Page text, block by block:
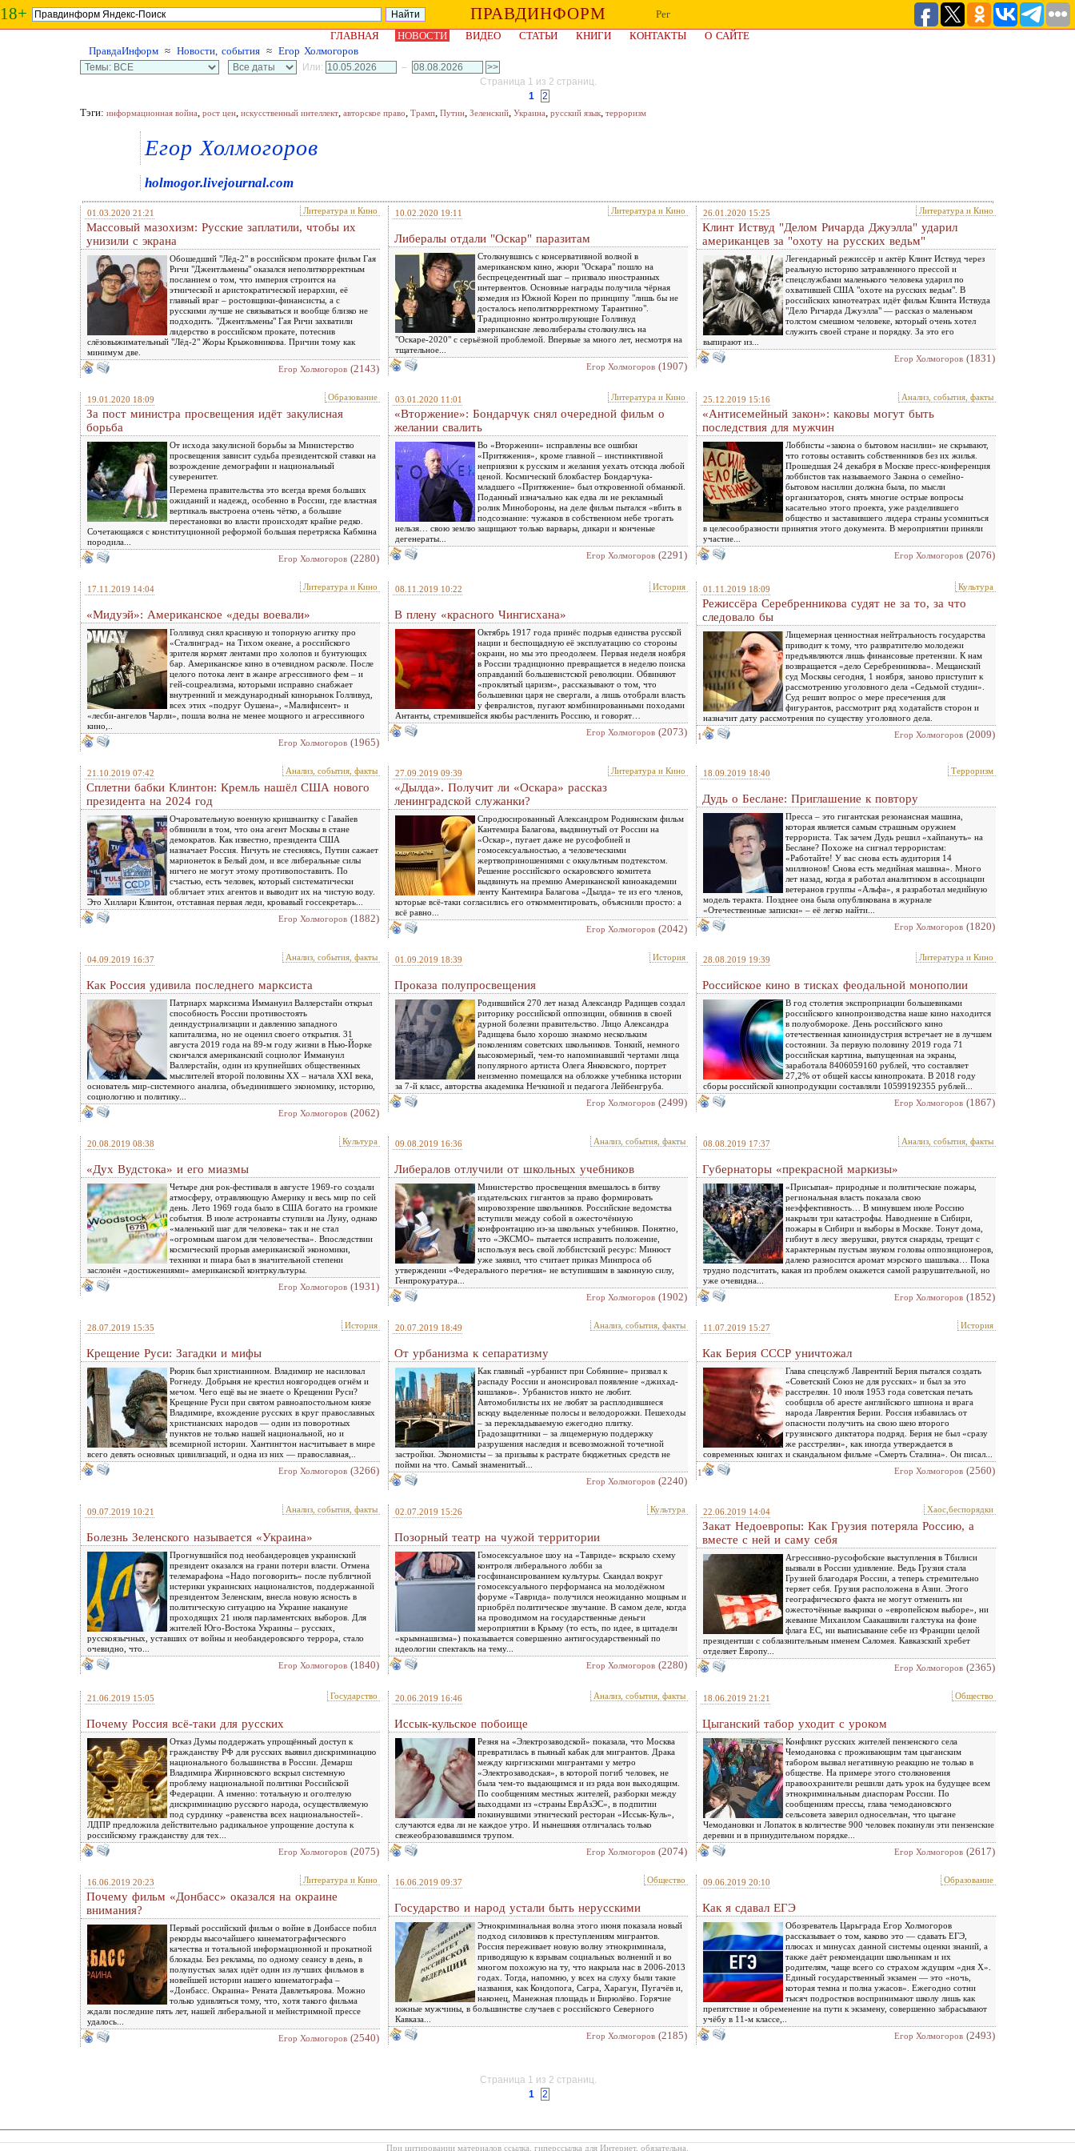
18+ ПРАВДИНФОРМ
Рег
ГЛАВНАЯ
НОВОСТИ ВИДЕО СТАТЬИ КНИГИ КОНТАКТЫ
О САЙТЕ
ПравдаИнформ ≈ Новости, события ≈ Eгор Холмогоров
Или:
–
Страница 1 из 2 страниц.
1
2
Тэги: информационная война, рост цен, искусственный интеллект, авторское право, Трамп, Путин, Зеленский, Украина, русский язык, терроризм
Eгор Холмогоров
holmogor.livejournal.com
01.03.2020 21:21 Литература и Кино
Массовый мазохизм: Русские заплатили, чтобы их
унизили с экрана
Обошедший "Лёд-2" в российском прокате фильм Гая
Ричи "Джентльмены" оказался неполиткорректным
посланием о том, что империя строится на
этнической и аристократической иерархии, её
главный враг – ростовщики-финансисты, а с
русскими лучше не связываться и вообще близко не
подходить. "Джентльмены" Гая Ричи захватили
лидерство в российском прокате, потеснив
слёзовыжимательный "Лёд-2" Жоры Крыжовникова. Причин тому как
минимум две.
Eгор Холмогоров (2143)
10.02.2020 19:11 Литература и Кино
Либералы отдали "Оскар" паразитам
Столкнувшись с консервативной волной в
американском кино, жюри "Оскара" пошло на
беспрецедентный шаг – призвало иностранных
интервентов. Основные награды получила чёрная
комедия из Южной Кореи по принципу "лишь бы не
досталось неполиткорректному Тарантино".
Традиционно контролирующие Голливуд
американские леволибералы столкнулись на
"Оскаре-2020" с серьёзной проблемой. Впервые за много лет, несмотря на
тщательное...
Eгор Холмогоров (1907)
26.01.2020 15:25 Литература и Кино
Клинт Иствуд "Делом Ричарда Джуэлла" ударил
американцев за "охоту на русских ведьм"
Легендарный режиссёр и актёр Клинт Иствуд через
реальную историю затравленного прессой и
спецслужбами маленького человека ударил по
охватившей США "охоте на русских ведьм". В
российских кинотеатрах идёт фильм Клинта Иствуда
"Дело Ричарда Джуэлла" — рассказ о маленьком
толстом смешном человеке, который очень хотел
служить своей стране и порядку. За это его
выпирают из...
Eгор Холмогоров (1831)
19.01.2020 18:09 Образование
За пост министра просвещения идёт закулисная
борьба
От исхода закулисной борьбы за Министерство
просвещения зависит судьба президентской ставки на
возрождение демографии и национальный
суверенитет.
Перемена правительства это всегда время больших
ожиданий и надежд, особенно в России, где властная
вертикаль выстроена очень чётко, а большие
перестановки во власти происходят крайне редко.
Сочетающаяся с конституционной реформой большая перетряска Кабмина
породила...
Eгор Холмогоров (2280)
03.01.2020 11:01 Литература и Кино
«Вторжение»: Бондарчук снял очередной фильм о
желании свалить
Во «Вторжении» исправлены все ошибки
«Притяжения», кроме главной – инстинктивной
неприязни к русским и желания уехать отсюда любой
ценой. Космический блокбастер Бондарчука-
младшего «Притяжение» был откровенной обманкой.
Поданный изначально как едва ли не рекламный
ролик Минобороны, на деле фильм пытался «вбить в
подсознание: чужаков в собственном небе трогать
нельзя… свою землю защищают только варвары, дикари и конченые
дегенераты...
Eгор Холмогоров (2291)
25.12.2019 15:16 Анализ, события, факты
«Антисемейный закон»: каковы могут быть
последствия для мужчин
Лоббисты «закона о бытовом насилии» не скрывают,
что готовы оставить собственников без их жилья.
Прошедшая 24 декабря в Москве пресс-конференция
лоббистов так называемого Закона о семейно-
бытовом насилии должна была, по мысли
организаторов, снять многие острые вопросы
касательно этого проекта, уже разделившего
общество и заставившего лидера страны усомниться
в целесообразности принятия этого документа. В мероприятии приняли
участие...
Eгор Холмогоров (2076)
17.11.2019 14:04 Литература и Кино
«Мидуэй»: Американское «деды воевали»
Голливуд снял красивую и топорную агитку про
«Сталинград» на Тихом океане, а российского
зрителя кормят лентами про холопов и бунтующих
бар. Американское кино в очевидном расколе. После
целого потока лент в жанре агрессивного фем – и
гей-соцреализма, которыми исправно снабжает
внутренний и международный кинорынок Голливуд,
всех этих «подруг Оушена», «Малифисент» и
«лесби-ангелов Чарли», пошла волна не менее мощного и агрессивного
кино,..
Eгор Холмогоров (1965)
08.11.2019 10:22 История
В плену «красного Чингисхана»
Октябрь 1917 года принёс подрыв единства русской
нации и беспощадную её эксплуатацию со стороны
окраин, но мы это преодолеем. Первая неделя ноября
в России традиционно превращается в неделю поиска
оправданий большевистской революции. Обвиняют
«проклятый царизм», рассказывают о том, что
большевики царя не свергали, а лишь отобрали власть
у февралистов, пугают комбинированными походами
Антанты, стремившейся якобы расчленить Россию, и говорят…
Eгор Холмогоров (2073)
01.11.2019 18:09 Культура
Режиссёра Серебренникова судят не за то, за что
следовало бы
Лицемерная ценностная нейтральность государства
приводит к тому, что развратителю молодежи
предъявляются лишь финансовые претензии. К нам
возвращается «дело Серебренникова». Мещанский
суд Москвы сегодня, 1 ноября, заново приступит к
рассмотрению уголовного дела «Седьмой студии».
Суд решит вопрос о мере пресечения для
фигурантов, рассмотрит ряд ходатайств сторон и
назначит дату рассмотрения по существу уголовного дела.
1
Eгор Холмогоров (2009)
21.10.2019 07:42 Анализ, события, факты
Сплетни бабки Клинтон: Кремль нашёл США нового
президента на 2024 год
Очаровательную военную кришнаитку с Гавайев
обвинили в том, что она агент Москвы в стане
демократов. Как известно, президента США
назначает Россия. Ничуть не стесняясь, Путин сажает
марионеток в Белый дом, и все либеральные силы
ничего не могут этому противопоставить. По
счастью, есть человек, который систематически
обличает этих агентов и выводит их на чистую воду.
Это Хиллари Клинтон, отставная первая леди, кровавый госсекретарь...
Eгор Холмогоров (1882)
27.09.2019 09:39 Литература и Кино
«Дылда». Получит ли «Оскара» рассказ
ленинградской служанки?
Спродюсированный Александром Роднянским фильм
Кантемира Балагова, выдвинутый от России на
«Оскар», пугает даже не русофобией и
гомосексуальностью, а человеческими
жертвоприношениями с оккультным подтекстом.
Решение российского оскаровского комитета
выдвинуть на премию Американской киноакадемии
ленту Кантемира Балагова «Дылда» те из его членов,
которые всё-таки согласились его откомментировать, объяснили просто: а
всё равно...
Eгор Холмогоров (2042)
18.09.2019 18:40 Терроризм
Дудь о Беслане: Приглашение к повтору
Пресса – это гигантская резонансная машина,
которая является самым страшным оружием
террориста. Так зачем Дудь решил «хайпануть» на
Беслане? Похоже на сигнал террористам:
«Работайте! У вас снова есть аудитория 14
миллионов! Снова есть медийная машина». Много
лет назад, когда я работал аналитиком в ассоциации
ветеранов группы «Альфа», я разработал медийную
модель теракта. Позднее она была опубликована в журнале
«Отечественные записки» – её легко найти...
Eгор Холмогоров (1820)
04.09.2019 16:37 Анализ, события, факты
Как Россия удивила последнего марксиста
Патриарх марксизма Иммануил Валлерстайн открыл
способность России противостоять
деиндустриализации и давлению западного
капитализма, но не оценил своего открытия. 31
августа 2019 года на 89-м году жизни в Нью-Йорке
скончался американский социолог Иммануил
Валлерстайн, один из крупнейших общественных
мыслителей второй половины ХХ – начала XXI века,
основатель мир-системного анализа, объединившего экономику, историю,
социологию и политику...
Eгор Холмогоров (2062)
01.09.2019 18:39 История
Проказа полупросвещения
Родившийся 270 лет назад Александр Радищев создал
риторику российской оппозиции, обвинив в своей
дурной болезни правительство. Лицо Александра
Радищева было хорошо знакомо нескольким
поколениям советских школьников. Тонкий, немного
высокомерный, чем-то напоминавший чертами лица
популярного артиста Олега Янковского, портрет
неизменно помещался на обложке учебника истории
за 7-й класс, авторства академика Нечкиной и педагога Лейбенгруба.
Eгор Холмогоров (2499)
28.08.2019 19:39 Литература и Кино
Российское кино в тисках феодальной монополии
В год столетия экспроприации большевиками
российского кинопроизводства наше кино находится
в полуобмороке. День российского кино
отечественная киноиндустрия встречает не в лучшем
состоянии. За первую половину 2019 года 71
российская картина, выпущенная на экраны,
заработала 8406059160 рублей, что составляет
27,2% от общей кассы кинопроката. В 2018 году
сборы российской кинопродукции составляли 10599192355 рублей...
Eгор Холмогоров (1867)
20.08.2019 08:38 Культура
«Дух Вудстока» и его миазмы
Четыре дня рок-фестиваля в августе 1969-го создали
атмосферу, отравляющую Америку и весь мир по сей
день. Лето 1969 года было в США богато на громкие
события. В июле астронавты ступили на Луну, однако
«маленький шаг для человека» так и не стал
«огромным шагом для человечества». Впоследствии
космический прорыв американской экономики,
техники и пиара был в значительной степени
заслонён «достижениями» американской контркультуры.
Eгор Холмогоров (1931)
09.08.2019 16:36 Анализ, события, факты
Либералов отлучили от школьных учебников
Министерство просвещения вмешалось в битву
издательских гигантов за право формировать
мировоззрение школьников. Российские ведомства
вступили между собой в ожесточённую
конфронтацию из-за школьных учебников. Понятно,
что «ЭКСМО» пытается исправить положение,
используя весь свой лоббистский ресурс: Минюст
уже заявил, что считает приказ Минпроса об
утверждении «Федерального перечня» не вступившим в законную силу,
Генпрокуратура...
Eгор Холмогоров (1902)
08.08.2019 17:37 Анализ, события, факты
Губернаторы «прекрасной маркизы»
«Присыпая» природные и политические пожары,
региональная власть показала свою
неэффективность… В минувшем июле Россию
накрыли три катастрофы. Наводнение в Сибири,
пожары в Сибири и выборы в Москве. Тонут дома,
гибнут в лесу зверушки, рвутся снаряды, трещат с
характерным пустым звуком головы оппозиционеров,
далеко разносится аромат мэрского шашлыка… Пока
трудно подсчитать, какая из проблем окажется самой разрушительной, но
уже очевидна...
Eгор Холмогоров (1852)
28.07.2019 15:35 История
Крещение Руси: Загадки и мифы
Рюрик был христианином. Владимир не насиловал
Рогнеду. Добрыня не крестил новгородцев огнём и
мечом. Чего ещё вы не знаете о Крещении Руси?
Крещение Руси при святом равноапостольном князе
Владимире, вхождение русских в круг православных
христианских народов — один из поворотных
пунктов не только нашей национальной, но и
всемирной истории. Хантингтон насчитывает в мире
всего девять основных цивилизаций, и одна из них — православная,..
Eгор Холмогоров (3266)
20.07.2019 18:49 Анализ, события, факты
От урбанизма к сепаратизму
Как главный «урбанист при Собянине» призвал к
распаду России и анонсировал появление «джихад-
кишлаков». Урбанистов никто не любит.
Автомобилисты их не любят за расплодившиеся
всюду выделенные полосы и велодорожки. Пешеходы
– за перекладываемую ежегодно плитку.
Градозащитники – за лицемерную поддержку
разрушения наследия и всевозможной точечной
застройки. Экономисты – за призывы к растрате бюджетных средств не
пойми на что. Самый знаменитый...
Eгор Холмогоров (2240)
11.07.2019 15:27 История
Как Берия СССР уничтожал
Глава спецслужб Лаврентий Берия пытался создать
«Советский Союз не для русских» и был за это
расстрелян. 10 июля 1953 года советская печать
сообщила об аресте английского шпиона и врага
народа Лаврентия Берии. Россия избавилась от
опасности получить на свою шею второго
грузинского диктатора подряд. Берия не был «сразу
же расстрелян», как иногда утверждается в
современных книгах и скандальном фильме «Смерть Сталина». Он писал...
1
Eгор Холмогоров (2560)
09.07.2019 10:21 Анализ, события, факты
Болезнь Зеленского называется «Украина»
Прогнувшийся под необандеровцев украинский
президент оказался на грани потери власти. Отмена
телемарафона «Надо поговорить» после публичной
истерики украинских националистов, поддержанной
президентом Зеленским, внесла новую ясность в
политическую ситуацию на Украине накануне
проходящих 21 июля парламентских выборов. Для
жителей Юго-Востока Украины – русских,
русскоязычных, уставших от войны и необандеровского террора, стало
очевидно, что...
Eгор Холмогоров (1840)
02.07.2019 15:26 Культура
Позорный театр на чужой территории
Гомосексуальное шоу на «Тавриде» вскрыло схему
контроля либерального лобби за
госфинансированием культуры. Скандал вокруг
гомосексуального перформанса на молодёжном
форуме «Таврида» получился неожиданно мощным и
приобрёл политическое звучание. В самом деле, когда
на проводимом на государственные деньги
мероприятии в Крыму (то есть, по идее, в цитадели
«крымнашизма») показывается совершенно антигосударственный по
идеологии спектакль на тему...
Eгор Холмогоров (2280)
22.06.2019 14:04 Хаос,беспорядки
Закат Недоевропы: Как Грузия потеряла Россию, а
вместе с ней и саму себя
Агрессивно-русофобские выступления в Тбилиси
вызвали в России удивление. Ведь Грузия стала
Грузией благодаря России, а теперь стремительно
теряет себя. Грузия расположена в Азии. Этого
географического факта не могут отменить ни
ожесточённые выкрики о «европейском выборе», ни
жевание Михаилом Саакашвили галстука на фоне
флага ЕС, ни выписывание себе из Франции целой
президентши с соблазнительным именем Саломея. Кавказский хребет
отделяет Европу...
Eгор Холмогоров (2365)
21.06.2019 15:05 Государство
Почему Россия всё-таки для русских
Отказ Думы поддержать упрощённый доступ к
гражданству РФ для русских выявил дискриминацию
национального большинства в России. Демарш
Владимира Жириновского вскрыл системную
проблему национальной политики Российской
Федерации. А именно: тотальную и оголтелую
дискриминацию русского народа, осуществляемую
под сурдинку «равенства всех национальностей».
ЛДПР предложила действительно радикальное упрощение доступа к
российскому гражданству для тех...
Eгор Холмогоров (2075)
20.06.2019 16:46 Анализ, события, факты
Иссык-кульское побоище
Резня на «Электрозаводской» показала, что Москва
превратилась в пьяный кабак для мигрантов. Драка
между киргизскими мигрантами у метро
«Электрозаводская», в которой погиб человек, не
была чем-то выдающимся и из ряда вон выходящим.
По сообщениям местных жителей, разборки между
выходцами из «страны ЕврАзЭС», в подпитии
покинувшими этнический ресторан «Иссык-Куль»,
случаются едва ли не каждое утро. И нынешняя отличалась только
свежеобразовавшимся трупом.
Eгор Холмогоров (2074)
18.06.2019 21:21 Общество
Цыганский табор уходит с уроком
Конфликт русских жителей пензенского села
Чемодановка с проживающим там цыганским
табором вызвал негативную реакцию не только в
обществе. На примере этого столкновения
правоохранители решили дать урок на будущее всем
этнокриминальным диаспорам России. По
сообщениям прессы, глава чемодановского
сельсовета заверил односельчан, что цыгане
Чемодановки и Лопаток в количестве 900 человек покинули эти пензенские
деревни и в принудительном порядке...
Eгор Холмогоров (2617)
16.06.2019 20:23 Литература и Кино
Почему фильм «Донбасс» оказался на окраине
внимания?
Первый российский фильм о войне в Донбассе побил
рекорды высочайшего кинематографического
качества и тотальной информационной и прокатной
блокады. Без рекламы, по одному сеансу в день, в
полупустых залах идёт один из лучших фильмов в
новейшей истории нашего кинематографа –
«Донбасс. Окраина» Рената Давлетьярова. Можно
только удивляться тому, что, хотя такого фильма
ждали последние пять лет, нашей либеральной и мейнстримной прессе
удалось...
Eгор Холмогоров (2540)
16.06.2019 09:37 Общество
Государство и народ устали быть нерусскими
Этнокриминальная волна этого июня показала новый
подход силовиков к преступлениям мигрантов.
Россия переживает новую волну этнокриминала,
приводящую к взрывам социальных волнений и во
многом похожую на ту, что накрыла нас в 2006-2013
годах. Тогда, напомню, у всех на слуху были такие
названия, как Кондопога, Сагра, Харагун, Пугачёв и,
наконец, Манежная площадь и Бирюлёво. Горячие
южные мужчины, в большинстве случаев с российского Северного
Кавказа...
Eгор Холмогоров (2185)
09.06.2019 20:10 Образование
Как я сдавал ЕГЭ
Обозреватель Царьграда Егор Холмогоров
рассказывает о том, каково это — сдавать ЕГЭ,
плюсах и минусах данной системы оценки знаний, а
также даёт рекомендации школьникам и их
родителям, чаще всего со страхом ждущим «дня Х».
Единый государственный экзамен — это «ночь,
которая темна и полна ужасов». Ежегодно сотни
тысяч подростков воспринимают школу лишь как
препятствие и обременение на пути к экзамену, совершенно забрасывают
учёбу в 11-м классе,..
Eгор Холмогоров (2493)
Страница 1 из 2 страниц.
1
2
При цитировании материалов ссылка, гиперссылка для Интернет, обязательна.